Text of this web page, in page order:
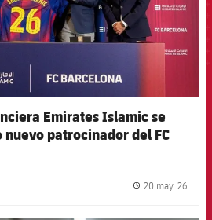
Emirates Islamic se
patrocinador del FC
20 may. 26